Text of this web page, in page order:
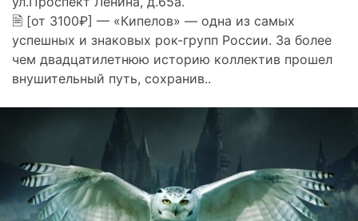
🗎 [от 3100₽] — «Кипелов» — одна из самых
успешных и знаковых рок-групп России. За более
чем двадцатилетнюю историю коллектив прошел
внушительный путь, сохранив..